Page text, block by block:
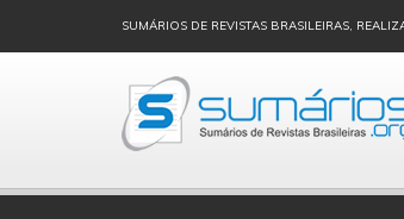
SUMÁRIOS DE REVISTAS BRASILEIRAS,